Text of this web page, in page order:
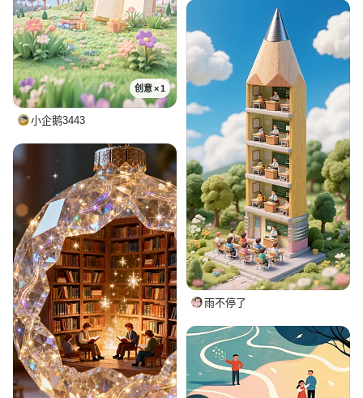
创意 × 1
小企鹅3443
雨不停了